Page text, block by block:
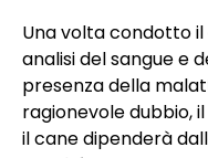
Una volta condotto
analisi del sangue e
presenza della
ragionevole dubbio,
il cane dipenderà